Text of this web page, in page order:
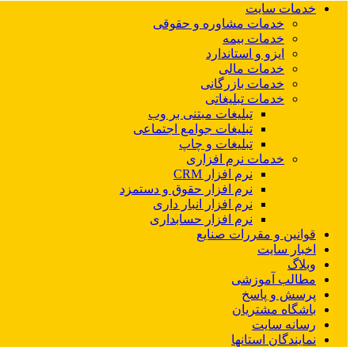
خدمات سایت
خدمات مشاوره و حقوقی
خدمات بیمه
ایزو و استاندارد
خدمات مالی
خدمات بازرگانی
خدمات تبلیغاتی
تبلیغات مبتنی بر وب
تبلیغات جوامع اجتماعی
تبلیغات و چاپ
خدمات نرم افزاری
نرم افزار CRM
نرم افزار حقوق و دستمزد
نرم افزار انبار داری
نرم افزار حسابداری
قوانین و مقررات صنایع
اخبار سایت
وبلاگ
مطالب آموزشی
پرسش و پاسخ
باشگاه مشتریان
رسانه سایت
نمایندگان استانها